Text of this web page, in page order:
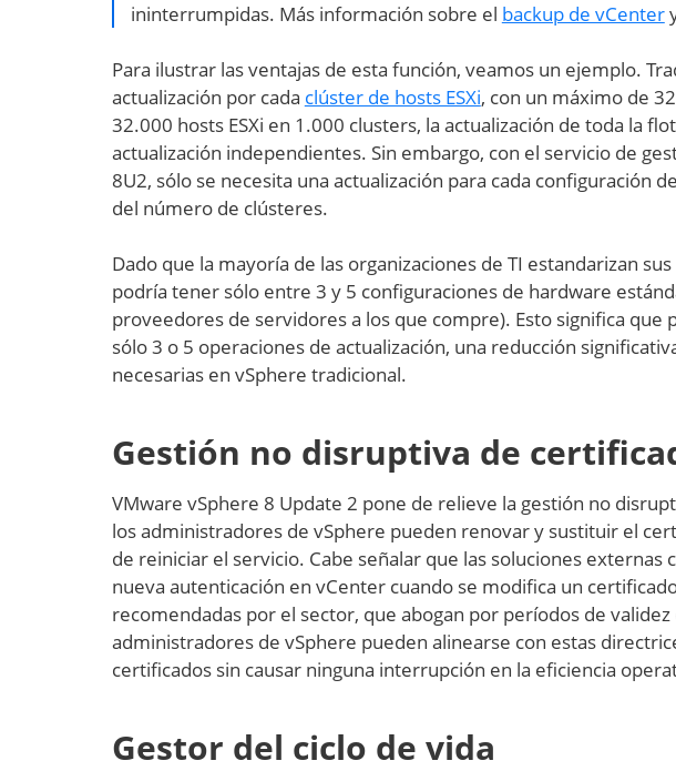
ininterrumpidas. Más información sobre el backup de vCenter
Para ilustrar las ventajas de esta función, veamos un ejemplo.
actualización por cada clúster de hosts ESXi, con un máximo de
32.000 hosts ESXi en 1.000 clusters, la actualización de toda la
actualización independientes. Sin embargo, con el servicio de
8U2, sólo se necesita una actualización para cada configuración
del número de clústeres.
Dado que la mayoría de las organizaciones de TI estandarizan
podría tener sólo entre 3 y 5 configuraciones de hardware
proveedores de servidores a los que compre). Esto significa que
sólo 3 o 5 operaciones de actualización, una reducción
necesarias en vSphere tradicional.
Gestión no disruptiva de
VMware vSphere 8 Update 2 pone de relieve la gestión no
los administradores de vSphere pueden renovar y sustituir el
de reiniciar el servicio. Cabe señalar que las soluciones externas
nueva autenticación en vCenter cuando se modifica un
recomendadas por el sector, que abogan por períodos de
administradores de vSphere pueden alinearse con estas
certificados sin causar ninguna interrupción en la eficiencia
Gestor del ciclo de vida